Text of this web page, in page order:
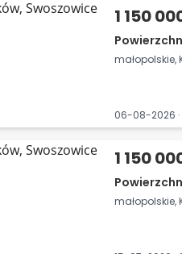
1 150
małopolskie,
06-08-2026
1 150
małopolskie,